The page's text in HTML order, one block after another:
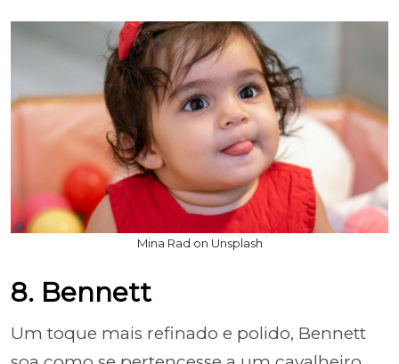
Mina Rad on Unsplash
8. Bennett
Um toque mais refinado e polido, Bennett